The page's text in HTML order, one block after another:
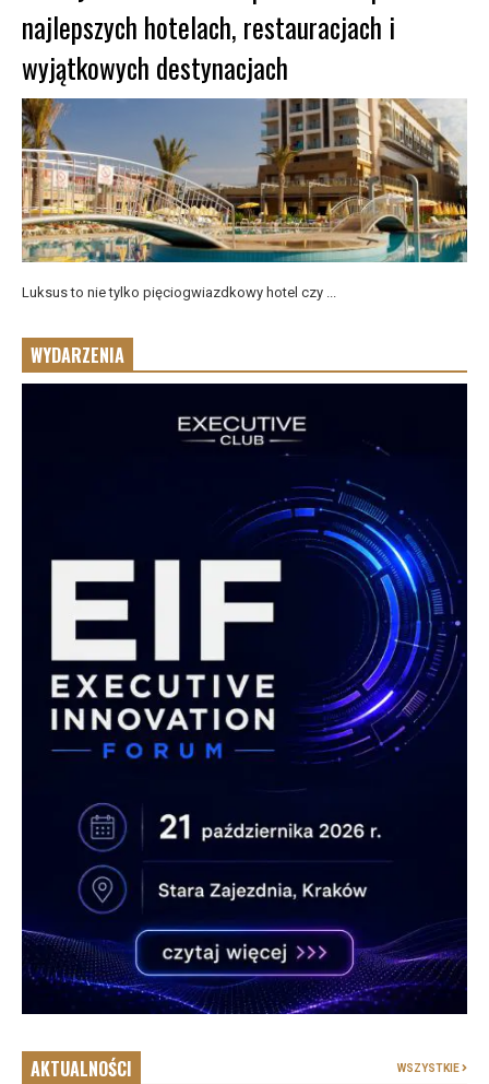
najlepszych hotelach, restauracjach i
wyjątkowych destynacjach
Luksus to nie tylko pięciogwiazdkowy hotel czy ...
WYDARZENIA
AKTUALNOŚCI WSZYSTKIE